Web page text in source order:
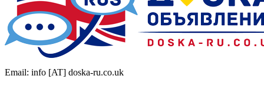
Email: info [AT] doska-ru.co.uk